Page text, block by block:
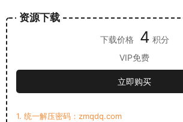
资源下载
下载价格 4 积分
VIP免费
立即购买
1. 统一解压密码：zmqdq.com